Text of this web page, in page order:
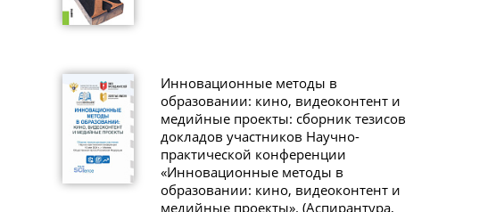
Инновационные методы в
образовании: кино, видеоконтент и
медийные проекты: сборник тезисов
докладов участников Научно-
практической конференции
«Инновационные методы в
образовании: кино, видеоконтент и
медийные проекты». (Аспирантура,